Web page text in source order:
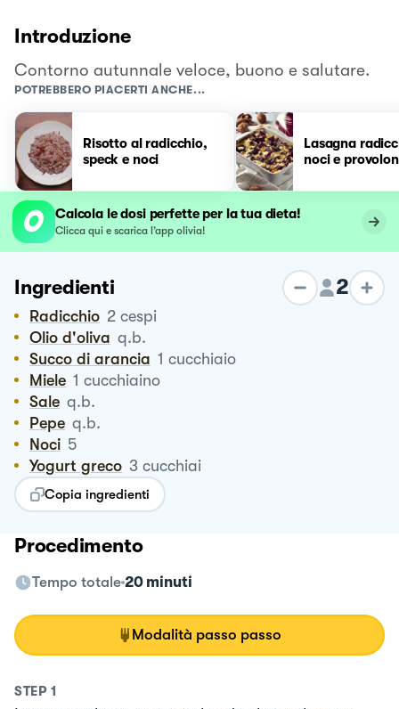
Introduzione
Contorno autunnale veloce, buono e salutare.
POTREBBERO PIACERTI ANCHE...
Risotto al radicchio,
speck e noci
Lasagna
noci e
Calcola le dosi perfette per la tua dieta!
Clicca qui e scarica l’app olivia!
Ingredienti 2
Radicchio 2 cespi
Olio d'oliva q.b.
Succo di arancia 1 cucchiaio
Miele 1 cucchiaino
Sale q.b.
Pepe q.b.
Noci 5
Yogurt greco 3 cucchiai
Copia ingredienti
Procedimento
Tempo totale 20 minuti
Modalità passo passo
STEP 1